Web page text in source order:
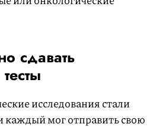
сдавать
исследования стали
мог отправить свою